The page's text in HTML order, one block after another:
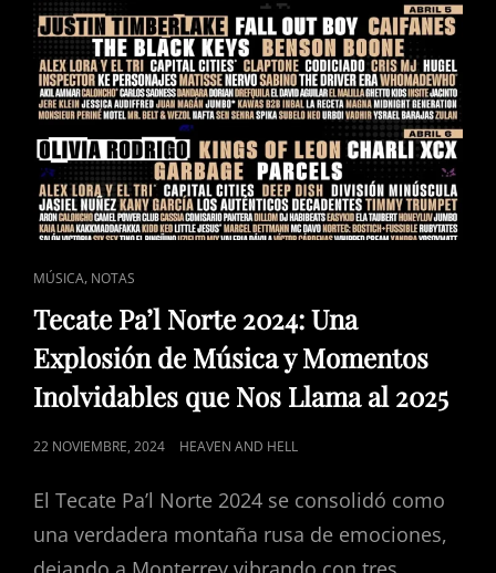
CAT
LINKS
MÚSICA, NOTAS
Tecate Pa’l Norte 2024: Una
Explosión de Música y Momentos
Inolvidables que Nos Llama al 2025
POSTED
22 NOVIEMBRE, 2024 HEAVEN AND HELL
El Tecate Pa’l Norte 2024 se consolidó como
una verdadera montaña rusa de emociones,